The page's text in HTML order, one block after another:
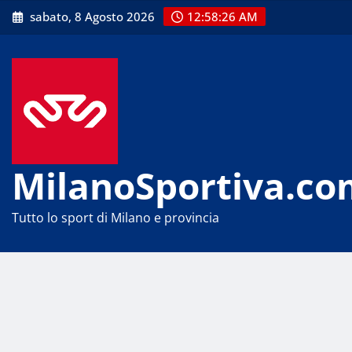
Skip
to
sabato, 8 Agosto 2026 12:58:26 AM
Tutto lo sport di Milano e provincia